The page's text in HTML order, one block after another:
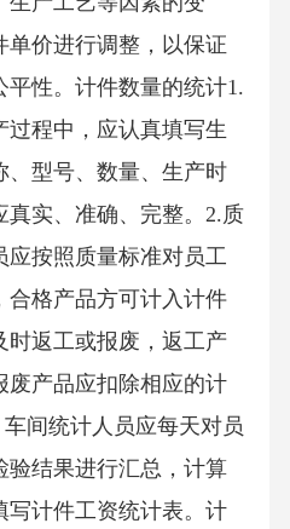
单价进行调整，以保证
性。计件数量的统计1.
程中，应认真填写生
、型号、数量、生产时
真实、准确、完整。2.质
应按照质量标准对员工
合格产品方可计入计件
时返工或报废，返工产
废产品应扣除相应的计
间统计人员应每天对员
验结果进行汇总，计算
写计件工资统计表。计